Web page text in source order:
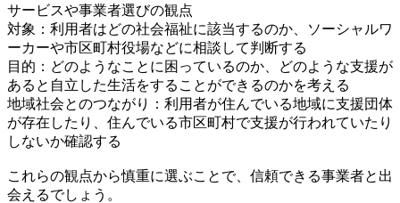
サービスや事業者選びの観点
対象：利用者はどの社会福祉に該当するのか、ソーシャルワ
ーカーや市区町村役場などに相談して判断する
目的：どのようなことに困っているのか、どのような支援が
あると自立した生活をすることができるのかを考える
地域社会とのつながり：利用者が住んでいる地域に支援団体
が存在したり、住んでいる市区町村で支援が行われていたり
しないか確認する
これらの観点から慎重に選ぶことで、信頼できる事業者と出
会えるでしょう。